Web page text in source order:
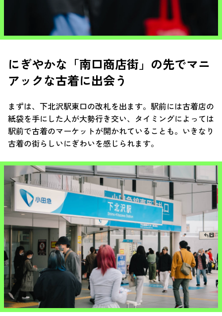
にぎやかな「南口商店街」の先でマニ
アックな古着に出会う
まずは、下北沢駅東口の改札を出ます。駅前には古着店の
紙袋を手にした人が大勢行き交い、タイミングによっては
駅前で古着のマーケットが開かれていることも。いきなり
古着の街らしいにぎわいを感じられます。